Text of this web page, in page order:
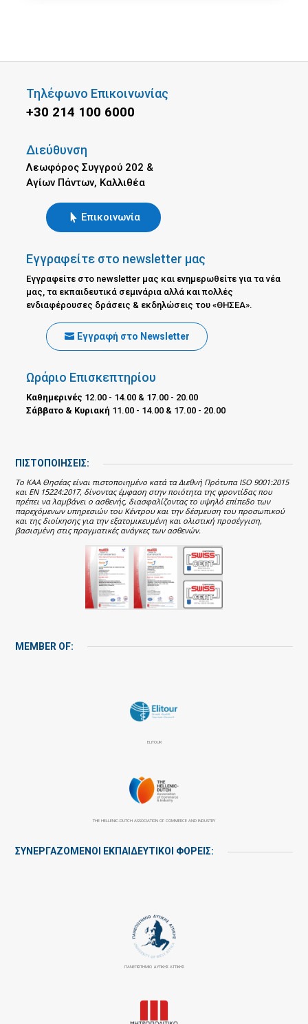
Τηλέφωνο Επικοινωνίας
+30 214 100 6000
Διεύθυνση
Λεωφόρος Συγγρού 202 &
Αγίων Πάντων, Καλλιθέα
Επικοινωνία
Εγγραφείτε στο newsletter μας
Εγγραφείτε στο newsletter μας και ενημερωθείτε για τα νέα
μας, τα εκπαιδευτικά σεμινάρια αλλά και πολλές
ενδιαφέρουσες δράσεις & εκδηλώσεις του «ΘΗΣΕΑ».
Εγγραφή στο Newsletter
Ωράριο Επισκεπτηρίου
Καθημερινές 12.00 - 14.00 & 17.00 - 20.00
Σάββατο & Κυριακή 11.00 - 14.00 & 17.00 - 20.00
ΠΙΣΤΟΠΟΙΗΣΕΙΣ:
Το ΚΑΑ Θησέας είναι πιστοποιημένο κατά τα Διεθνή Πρότυπα ISO 9001:2015
και EN 15224:2017, δίνοντας έμφαση στην ποιότητα της φροντίδας που
πρέπει να λαμβάνει ο ασθενής, διασφαλίζοντας το υψηλό επίπεδο των
παρεχόμενων υπηρεσιών του Κέντρου και την δέσμευση του προσωπικού
και της διοίκησης για την εξατομικευμένη και ολιστική προσέγγιση,
βασισμένη στις πραγματικές ανάγκες των ασθενών.
MEMBER OF:
ELITOUR
THE HELLENIC-DUTCH ASSOCIATION OF COMMERCE AND INDUSTRY
ΣΥΝΕΡΓΑΖΌΜΕΝΟΙ ΕΚΠΑΙΔΕΥΤΙΚΟΊ ΦΟΡΕΊΣ:
ΠΑΝΕΠΙΣΤΉΜΙΟ ΔΥΤΙΚΉΣ ΑΤΤΙΚΉΣ